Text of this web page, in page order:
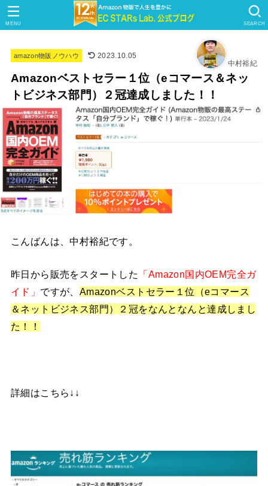
SEARCH
MENU
amazon物販ノウハウ
2023.10.05
中村裕紀
Amazonベストセラー１位（eコマース＆ネッ
トビジネス部門）２冠達成しました！！
こんばんは、中村裕紀です。
昨日から販売をスタートした
「Amazon国内OEM完全ガ
イド」 ですが、 Amazonベストセラー１位（eコマース
＆ネットビジネス部門）２冠をなんとなんと達成しまし
た！！
詳細はこちら↓↓